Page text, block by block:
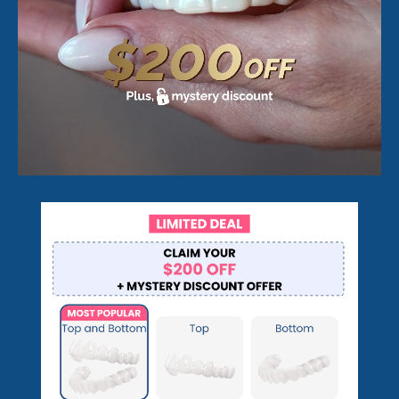
🆕Pop On Lip Balm™
Pop On Pro Pod™
Tiras blanqueadoras
Ultra Clean Bundle™
(Paquete ultralimpio)